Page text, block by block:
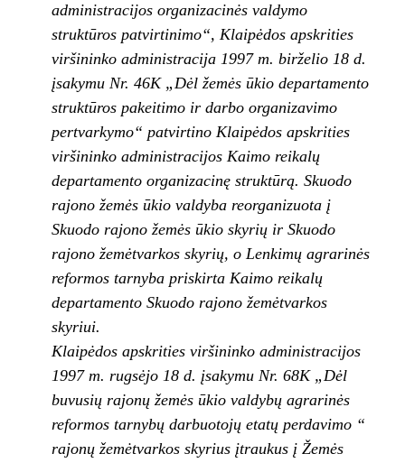
administracijos organizacinės valdymo
struktūros patvirtinimo“, Klaipėdos apskrities
viršininko administracija 1997 m. birželio 18 d.
įsakymu Nr. 46K „Dėl žemės ūkio departamento
struktūros pakeitimo ir darbo organizavimo
pertvarkymo“ patvirtino Klaipėdos apskrities
viršininko administracijos Kaimo reikalų
departamento organizacinę struktūrą. Skuodo
rajono žemės ūkio valdyba reorganizuota į
Skuodo rajono žemės ūkio skyrių ir Skuodo
rajono žemėtvarkos skyrių, o Lenkimų agrarinės
reformos tarnyba priskirta Kaimo reikalų
departamento Skuodo rajono žemėtvarkos
skyriui.
Klaipėdos apskrities viršininko administracijos
1997 m. rugsėjo 18 d. įsakymu Nr. 68K „Dėl
buvusių rajonų žemės ūkio valdybų agrarinės
reformos tarnybų darbuotojų etatų perdavimo “
rajonų žemėtvarkos skyrius įtraukus į Žemės